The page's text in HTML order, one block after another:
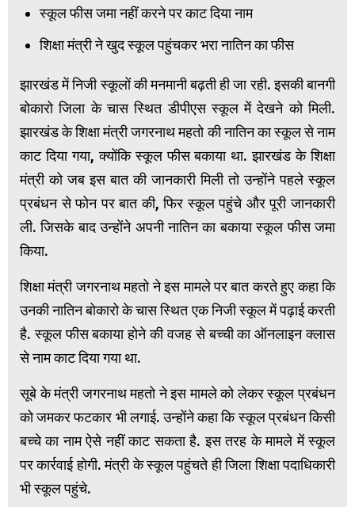
स्कूल फीस जमा नहीं करने पर काट दिया नाम
शिक्षा मंत्री ने खुद स्कूल पहुंचकर भरा नातिन का फीस
झारखंड में निजी स्कूलों की मनमानी बढ़ती ही जा रही. इसकी बानगी
बोकारो जिला के चास स्थित डीपीएस स्कूल में देखने को मिली.
झारखंड के शिक्षा मंत्री जगरनाथ महतो की नातिन का स्कूल से नाम
काट दिया गया, क्योंकि स्कूल फीस बकाया था. झारखंड के शिक्षा
मंत्री को जब इस बात की जानकारी मिली तो उन्होंने पहले स्कूल
प्रबंधन से फोन पर बात की, फिर स्कूल पहुंचे और पूरी जानकारी
ली. जिसके बाद उन्होंने अपनी नातिन का बकाया स्कूल फीस जमा
किया.
शिक्षा मंत्री जगरनाथ महतो ने इस मामले पर बात करते हुए कहा कि
उनकी नातिन बोकारो के चास स्थित एक निजी स्कूल में पढ़ाई करती
है. स्कूल फीस बकाया होने की वजह से बच्ची का ऑनलाइन क्लास
से नाम काट दिया गया था.
सूबे के मंत्री जगरनाथ महतो ने इस मामले को लेकर स्कूल प्रबंधन
को जमकर फटकार भी लगाई. उन्होंने कहा कि स्कूल प्रबंधन किसी
बच्चे का नाम ऐसे नहीं काट सकता है. इस तरह के मामले में स्कूल
पर कार्रवाई होगी. मंत्री के स्कूल पहुंचते ही जिला शिक्षा पदाधिकारी
भी स्कूल पहुंचे.